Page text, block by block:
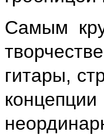
Самым
гитары,